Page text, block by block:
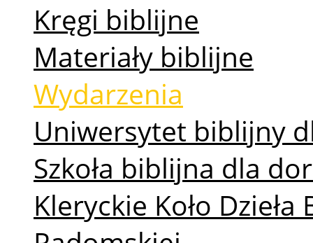
Kręgi biblijne
Materiały biblijne
Wydarzenia
Uniwersytet biblijny
Szkoła biblijna dla
Kleryckie Koło